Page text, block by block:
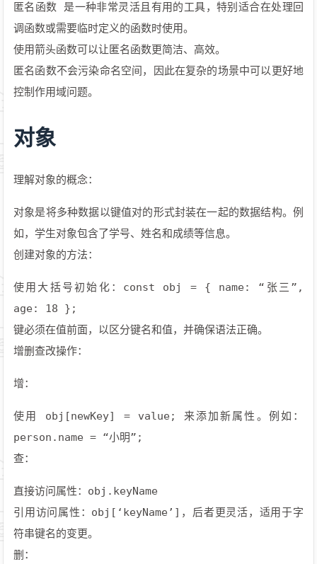
匿名函数 是一种非常灵活且有用的工具，特别适合在处理回
调函数或需要临时定义的函数时使用。
使用箭头函数可以让匿名函数更简洁、高效。
匿名函数不会污染命名空间，因此在复杂的场景中可以更好地
控制作用域问题。
对象
理解对象的概念：
对象是将多种数据以键值对的形式封装在一起的数据结构。例
如，学生对象包含了学号、姓名和成绩等信息。
创建对象的方法：
使用大括号初始化：const obj = { name: “张三”,
age: 18 };
键必须在值前面，以区分键名和值，并确保语法正确。
增删查改操作：
增：
使用 obj[newKey] = value; 来添加新属性。例如：
person.name = “小明”;
查：
直接访问属性：obj.keyName
引用访问属性：obj[‘keyName’]，后者更灵活，适用于字
符串键名的变更。
删：